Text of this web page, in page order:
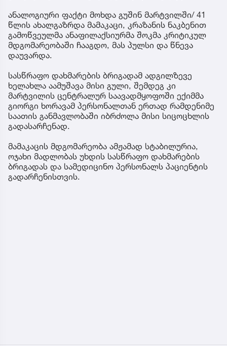
ანალოგიური ფაქტი მოხდა გუშინ მარტვილში/ 41
წლის ახალგაზრდა მამაკაცი, კრაზანის ნაკბენით
გამოწვეულმა ანაფილაქსიურმა შოკმა კრიტიკულ
მდგომარეობაში ჩააგდო, მას პულსი და წნევა
დაუვარდა.
სასწრაფო დახმარების ბრიგადამ ადგილზევე
ხელახლა აამუშავა მისი გული, შემდეგ კი
მარტვილის ცენტრალურ საავადმყოფოში ექიმმა
გიორგი ხორავამ პერსონალთან ერთად რამდენიმე
საათის განმავლობაში იბრძოლა მისი სიცოცხლის
გადასარჩენად.
მამაკაცის მდგომარეობა ამჟამად სტაბილურია,
ოჯახი მადლობას უხდის სასწრაფო დახმარების
ბრიგადას და სამედიცინო პერსონალს პაციენტის
გადარჩენისთვის.